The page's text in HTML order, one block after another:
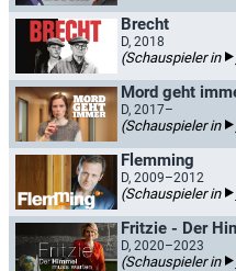
Brecht
D, 2018
(Schauspieler in
Mord geht
D, 2017–
(Schauspieler in
Flemming
D, 2009–2012
(Schauspieler in
Fritzie - Der
D, 2020–2023
(Schauspieler in